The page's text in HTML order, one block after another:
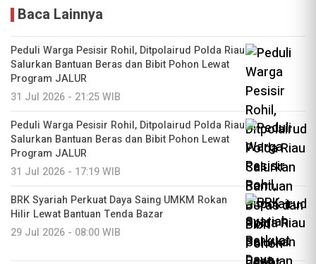
Baca Lainnya
Peduli Warga Pesisir Rohil, Ditpolairud Polda Riau
Salurkan Bantuan Beras dan Bibit Pohon Lewat
Program JALUR
31 Jul 2026 - 21:25 WIB
Peduli Warga Pesisir Rohil, Ditpolairud Polda Riau
Salurkan Bantuan Beras dan Bibit Pohon Lewat
Program JALUR
31 Jul 2026 - 17:19 WIB
BRK Syariah Perkuat Daya Saing UMKM Rokan
Hilir Lewat Bantuan Tenda Bazar
29 Jul 2026 - 08:00 WIB